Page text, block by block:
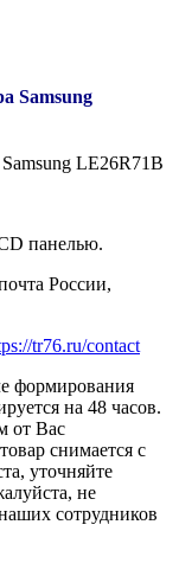
Samsung
LE26R71B
панелью.
России,
tr76.ru/contact
формирования
на 48 часов.
от Вас
снимается с
уточняйте
не
сотрудников